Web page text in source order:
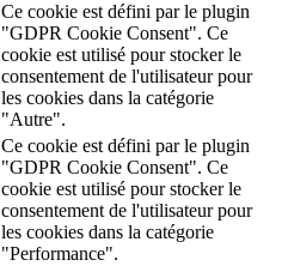
Ce cookie est défini par le plugin
"GDPR Cookie Consent". Ce
cookie est utilisé pour stocker le
consentement de l'utilisateur pour
les cookies dans la catégorie
"Autre".
Ce cookie est défini par le plugin
"GDPR Cookie Consent". Ce
cookie est utilisé pour stocker le
consentement de l'utilisateur pour
les cookies dans la catégorie
"Performance".